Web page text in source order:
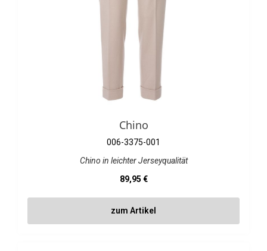
Chino
006-3375-001
Chino in leichter Jerseyqualität
Regulärer Preis:
89,95 €
zum Artikel